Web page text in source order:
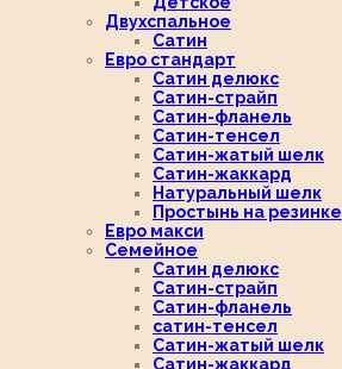
Двухспальное
Сатин
Евро стандарт
Сатин делюкс
Сатин-страйп
Сатин-фланель
Сатин-тенсел
Сатин-жатый шелк
Сатин-жаккард
Натуральный шелк
Простынь на резинке
Евро макси
Семейное
Сатин делюкс
Сатин-страйп
Сатин-фланель
сатин-тенсел
Сатин-жатый шелк
Сатин-жаккард